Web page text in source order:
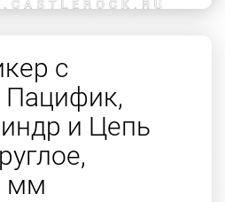
с
Пацифик,
и Цепь
мм